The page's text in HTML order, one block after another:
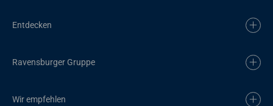
Entdecken
Ravensburger Gruppe
Wir empfehlen